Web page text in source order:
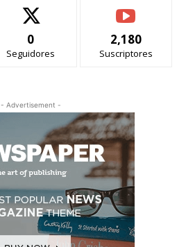
0
Seguidores
2,180
Suscriptores
- Advertisement -